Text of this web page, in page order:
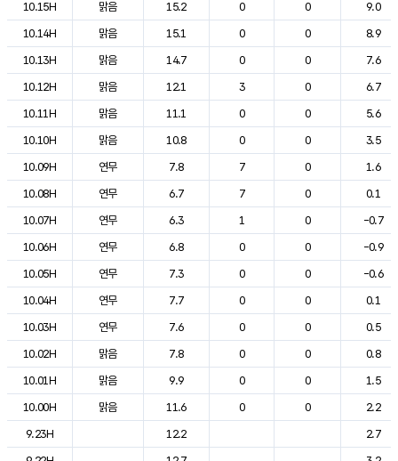
10.15H
맑음 15.2 0 0
9.0
10.14H
맑음 15.1 0 0
8.9
10.13H
맑음 14.7 0 0
7.6
10.12H
맑음 12.1 3 0
6.7
10.11H
맑음 11.1 0 0
5.6
10.10H
맑음 10.8 0 0
3.5
10.09H
연무 7.8 7 0
1.6
10.08H
연무 6.7 7 0
0.1
10.07H
연무 6.3 1 0
-0.7
10.06H
연무 6.8 0 0
-0.9
10.05H
연무 7.3 0 0
-0.6
10.04H
연무 7.7 0 0
0.1
10.03H
연무 7.6 0 0
0.5
10.02H
맑음 7.8 0 0
0.8
10.01H
맑음 9.9 0 0
1.5
10.00H
맑음 11.6 0 0
2.2
9.23H
12.2
2.7